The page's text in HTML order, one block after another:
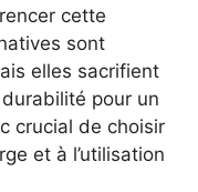
cette
sont
elles sacrifient
pour un
crucial de choisir
et à l’utilisation